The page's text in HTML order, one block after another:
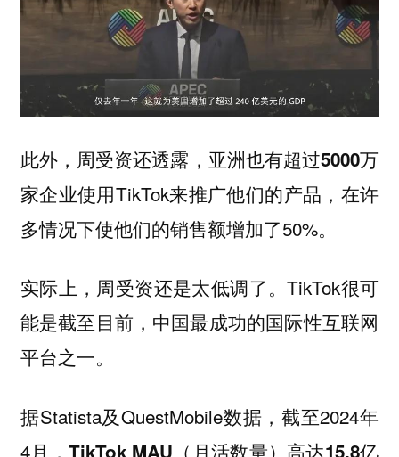
此外，周受资还透露， 亚洲也有超过5000万
家企业使用TikTok来推广他们的产品，在许
多情况下使他们的销售额增加了50%。
实际上，周受资还是太低调了。TikTok很可
能是截至目前，中国最成功的国际性互联网
平台之一。
据Statista及QuestMobile数据，截至2024年
4月， TikTok MAU （月活数量） 高达15.8亿